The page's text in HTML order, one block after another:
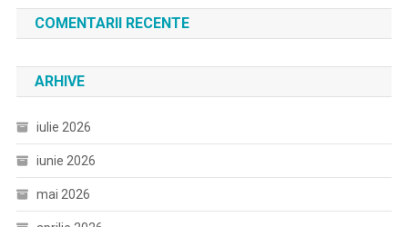
COMENTARII RECENTE
ARHIVE
iulie 2026
iunie 2026
mai 2026